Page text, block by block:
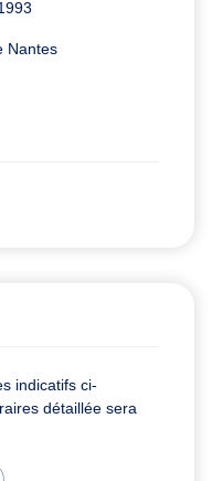
Nantes
indicatifs ci-
détaillée sera